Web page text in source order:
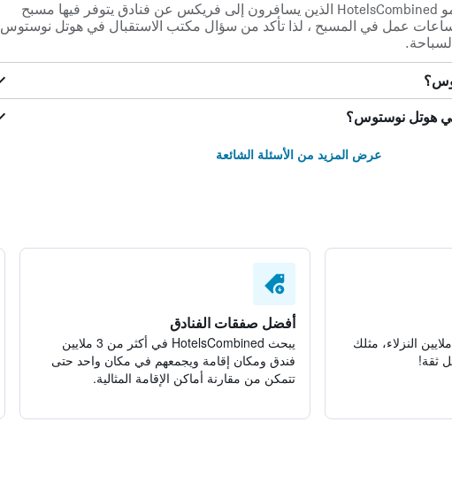
نعم. غالبً ما يبحث مستخدمو HotelsCombined الذين يسافرون إلى فريكس عن فنادق يتوفر فيها مسبح
عمل في المسبح ، لذا تأكد من سؤال مكتب الاستقبال في هوتل نوستوس
هوتل نوستوس؟
عرض المزيد من الأسئلة الشائعة
النزلاء، مثلك
ثقة!
أفضل صفقات الفنادق
يبحث HotelsCombined في أكثر من 3 ملايين
فندق ومكان إقامة ويجمعهم في مكان واحد حتى
تتمكن من مقارنة أماكن الإقامة المثالية.